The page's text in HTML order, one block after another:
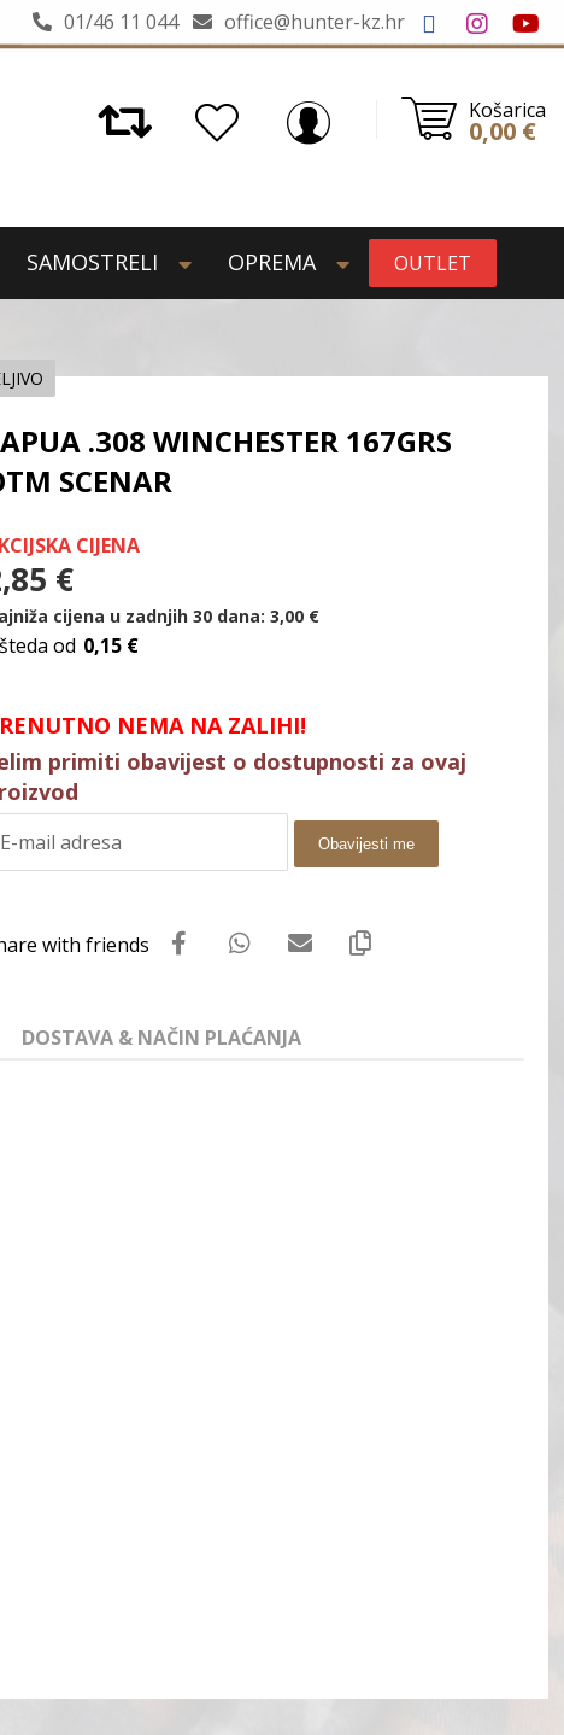
office@hunter-kz.hr
01/46 11 044
Košarica
0,00 €
SAMOSTRELI OPREMA OUTLET
.308 WINCHESTER 167GRS
SCENAR
CIJENA
€
cijena u zadnjih 30 dana: 3,00 €
od 0,15 €
NEMA NA ZALIHI!
primiti obavijest o dostupnosti za ovaj
Obavijesti me
DOSTAVA & NAČIN PLAĆANJA